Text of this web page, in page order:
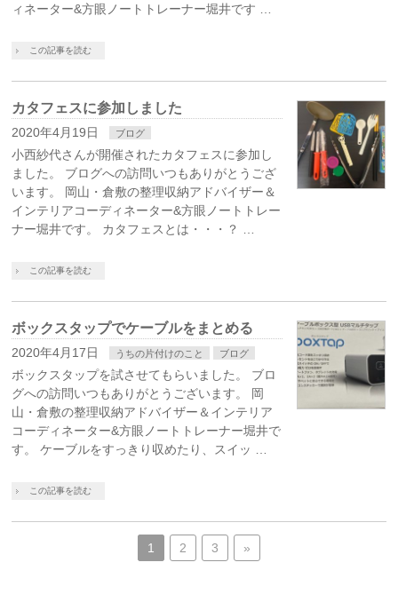
ィネーター&方眼ノートトレーナー堀井です …
この記事を読む
カタフェスに参加しました
2020年4月19日 ブログ
小西紗代さんが開催されたカタフェスに参加し
ました。 ブログへの訪問いつもありがとうござ
います。 岡山・倉敷の整理収納アドバイザー＆
インテリアコーディネーター&方眼ノートトレー
ナー堀井です。 カタフェスとは・・・？ …
この記事を読む
ボックスタップでケーブルをまとめる
2020年4月17日 うちの片付けのこと ブログ
ボックスタップを試させてもらいました。 ブロ
グへの訪問いつもありがとうございます。 岡
山・倉敷の整理収納アドバイザー＆インテリア
コーディネーター&方眼ノートトレーナー堀井で
す。 ケーブルをすっきり収めたり、スイッ …
この記事を読む
1 2 3 »